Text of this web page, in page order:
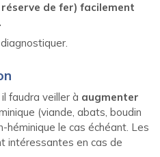
de fer) facilement
faudra veiller à augmenter
(viande, abats, boudin
héminique le cas échéant. Les
intéressantes en cas de